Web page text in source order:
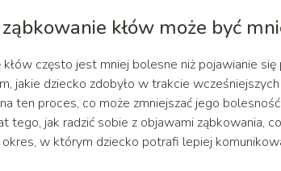
kłów może być
często jest mniej bolesne niż pojawianie
jakie dziecko zdobyło w trakcie
ten proces, co może zmniejszać jego
tego, jak radzić sobie z objawami ząbkowania,
w którym dziecko potrafi lepiej